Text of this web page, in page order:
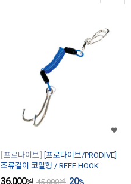
프로다이브
[프로다이브/PRODIVE]
조류걸이 코일형 / REEF HOOK
36,000원 45,000원 20%